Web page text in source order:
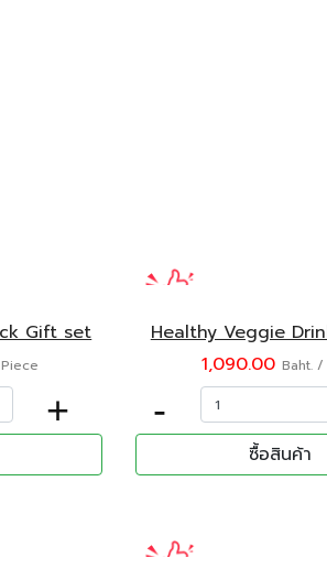
Gift set
+
Healthy Veggie
1,090.00 Baht. /
-
ซื้อสินค้า